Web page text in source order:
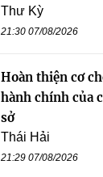
Thư Kỳ
21:30 07/08/2026
Hoàn thiện cơ
hành chính của
sở
Thái Hải
21:29 07/08/2026